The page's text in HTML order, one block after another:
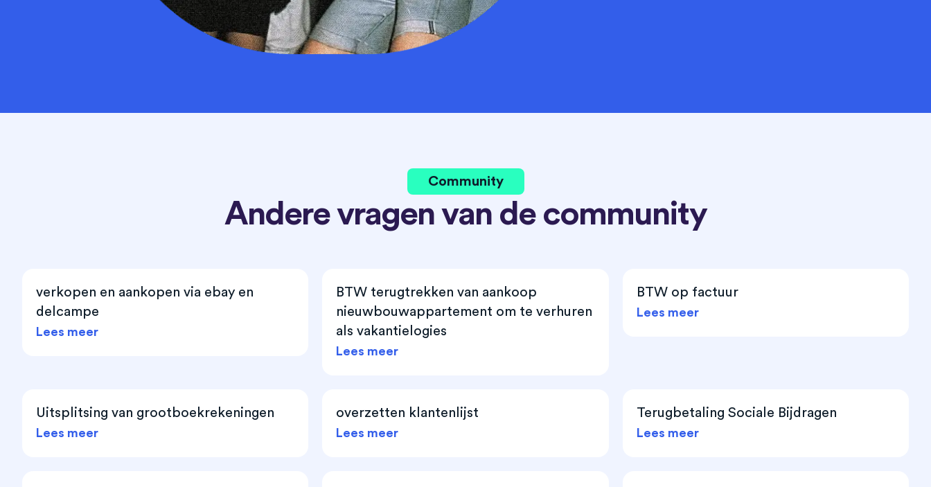
Community
Andere vragen van de community
verkopen en aankopen via ebay en
delcampe
Lees meer
BTW terugtrekken van aankoop
nieuwbouwappartement om te verhuren
als vakantielogies
Lees meer
BTW op factuur
Lees meer
Uitsplitsing van grootboekrekeningen
Lees meer
overzetten klantenlijst
Lees meer
Terugbetaling Sociale Bijdragen
Lees meer